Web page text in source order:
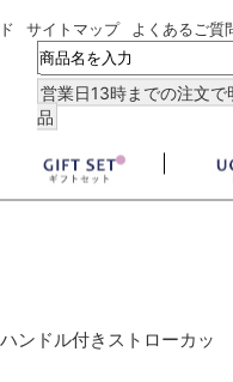
サイトマップ よくあるご質
営業日13時までの注文で
品
ンドル付きストローカッ